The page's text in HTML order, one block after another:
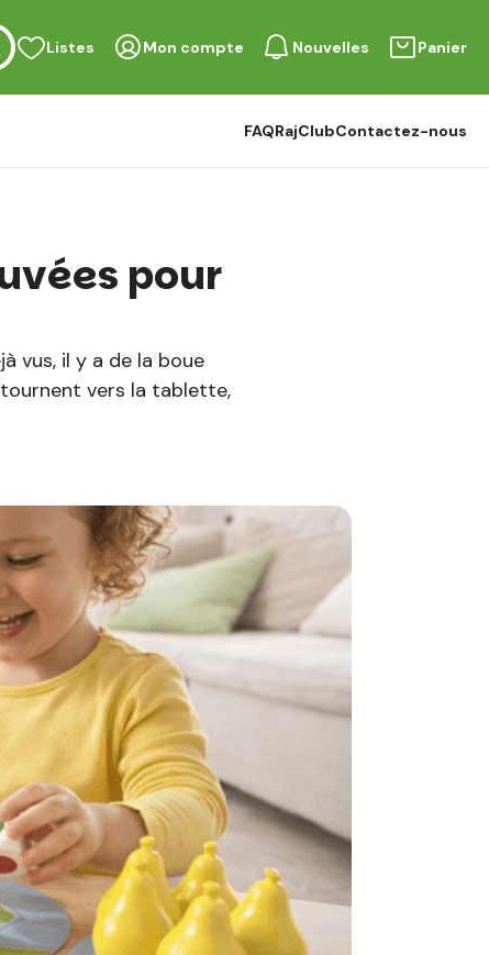
Listes Mon compte Nouvelles Panier
FAQRajClubContactez-nous
pour
vus, il y a de la boue
vers la tablette,